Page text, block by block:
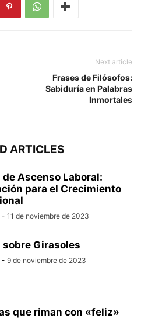
Next article
Frases de Filósofos:
Sabiduría en Palabras
Inmortales
ARTICLES
de Ascenso Laboral:
para el Crecimiento
- 11 de noviembre de 2023
sobre Girasoles
- 9 de noviembre de 2023
que riman con «feliz»